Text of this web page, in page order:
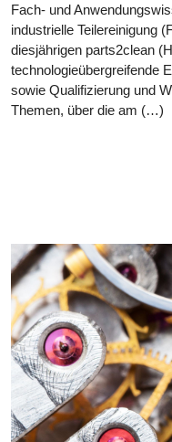
Fach- und
industrielle Teilereinigung
diesjährigen parts2clean
technologieübergreifende
sowie Qualifizierung und
Themen, über die am (…)